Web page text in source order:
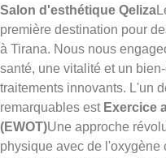
Salon d'esthétique Qeliza
première destination pour
à Tirana. Nous nous
santé, une vitalité et un
traitements innovants. L'un
remarquables est Exercice
(EWOT)Une approche
physique avec de l'oxygène